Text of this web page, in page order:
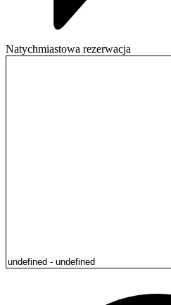
Natychmiastowa rezerwacja